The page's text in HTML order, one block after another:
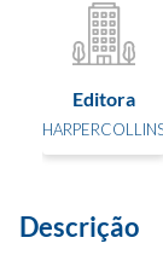
Editora
Descrição